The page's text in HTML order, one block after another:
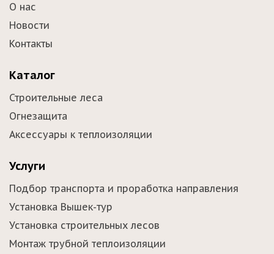
О нас
Новости
Контакты
Каталог
Строительные леса
Огнезащита
Аксессуары к теплоизоляции
Услуги
Подбор транспорта и проработка направления
Установка Вышек-тур
Установка строительных лесов
Монтаж трубной теплоизоляции